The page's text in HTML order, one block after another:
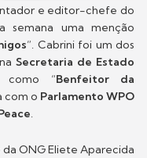
e editor-chefe do
semana uma menção
”. Cabrini foi um dos
Secretaria de Estado
“Benfeitor da
com o Parlamento WPO
.
ONG Eliete Aparecida